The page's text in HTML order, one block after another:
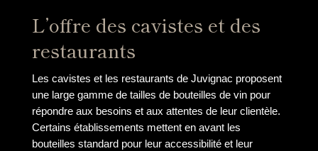
L’offre des cavistes et des
restaurants
Les cavistes et les restaurants de Juvignac proposent
une large gamme de tailles de bouteilles de vin pour
répondre aux besoins et aux attentes de leur clientèle.
Certains établissements mettent en avant les
bouteilles standard pour leur accessibilité et leur